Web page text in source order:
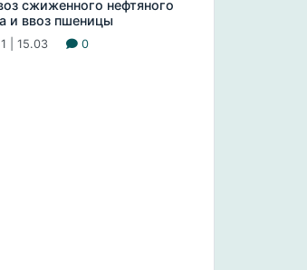
сжиженного нефтяного
и ввоз пшеницы
| 15.03 0